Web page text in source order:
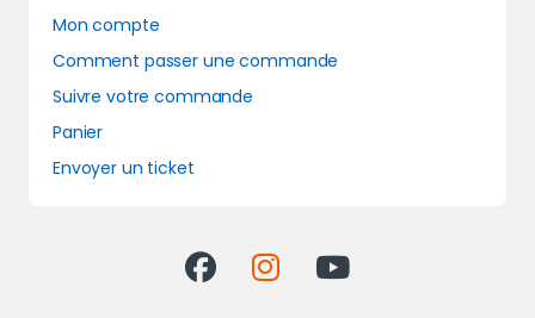
Mon compte
Comment passer une commande
Suivre votre commande
Panier
Envoyer un ticket